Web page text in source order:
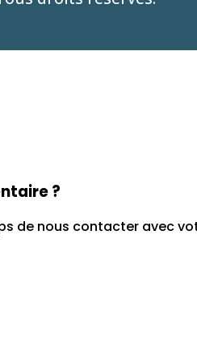
?
de nous contacter avec